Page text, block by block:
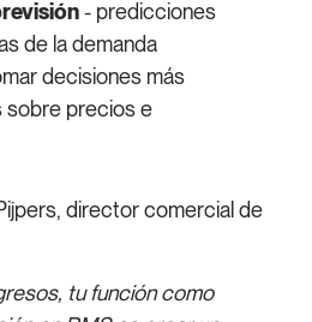
- predicciones
de la demanda
decisiones más
sobre precios e
director comercial de
tu función como